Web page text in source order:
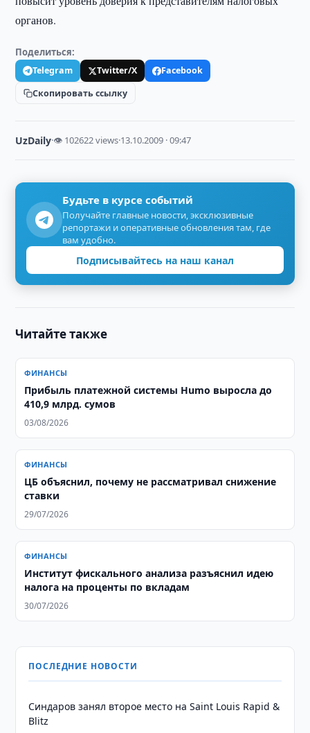
органов.
Поделиться:
Telegram Twitter/X
Facebook
Скопировать ссылку
UzDaily·👁 102622 views·13.10.2009 · 09:47
Будьте в курсе событий
Получайте главные новости, эксклюзивные
репортажи и оперативные обновления там, где
вам удобно.
Подписывайтесь на наш канал
Читайте также
ФИНАНСЫ
Прибыль платежной системы Humo выросла до
410,9 млрд. сумов
03/08/2026
ФИНАНСЫ
ЦБ объяснил, почему не рассматривал снижение
ставки
29/07/2026
ФИНАНСЫ
Институт фискального анализа разъяснил идею
налога на проценты по вкладам
30/07/2026
ПОСЛЕДНИЕ НОВОСТИ
Синдаров занял второе место на Saint Louis Rapid &
Blitz